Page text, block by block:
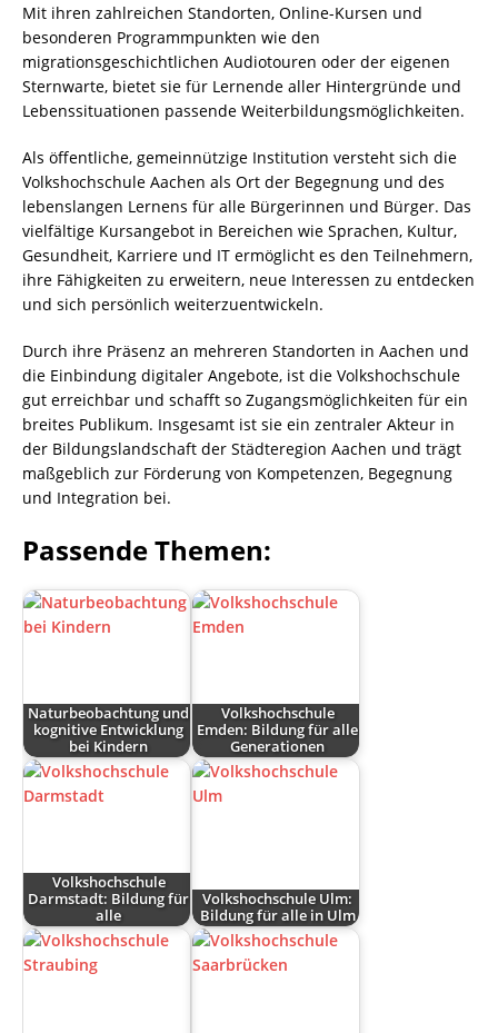
Mit ihren zahlreichen Standorten, Online-Kursen und
besonderen Programmpunkten wie den
migrationsgeschichtlichen Audiotouren oder der eigenen
Sternwarte, bietet sie für Lernende aller Hintergründe und
Lebenssituationen passende Weiterbildungsmöglichkeiten.
Als öffentliche, gemeinnützige Institution versteht sich die
Volkshochschule Aachen als Ort der Begegnung und des
lebenslangen Lernens für alle Bürgerinnen und Bürger. Das
vielfältige Kursangebot in Bereichen wie Sprachen, Kultur,
Gesundheit, Karriere und IT ermöglicht es den Teilnehmern,
ihre Fähigkeiten zu erweitern, neue Interessen zu entdecken
und sich persönlich weiterzuentwickeln.
Durch ihre Präsenz an mehreren Standorten in Aachen und
die Einbindung digitaler Angebote, ist die Volkshochschule
gut erreichbar und schafft so Zugangsmöglichkeiten für ein
breites Publikum. Insgesamt ist sie ein zentraler Akteur in
der Bildungslandschaft der Städteregion Aachen und trägt
maßgeblich zur Förderung von Kompetenzen, Begegnung
und Integration bei.
Passende Themen:
Naturbeobachtung und
kognitive Entwicklung
bei Kindern
Volkshochschule
Emden: Bildung für alle
Generationen
Volkshochschule
Darmstadt: Bildung für
alle
Volkshochschule Ulm:
Bildung für alle in Ulm